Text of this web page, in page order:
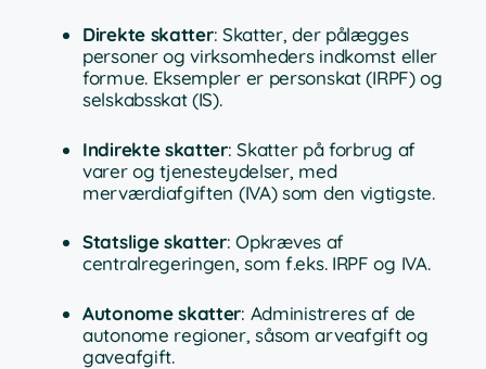
Direkte skatter: Skatter, der pålægges
personer og virksomheders indkomst eller
formue. Eksempler er personskat (IRPF) og
selskabsskat (IS).
Indirekte skatter: Skatter på forbrug af
varer og tjenesteydelser, med
merværdiafgiften (IVA) som den vigtigste.
Statslige skatter: Opkræves af
centralregeringen, som f.eks. IRPF og IVA.
Autonome skatter: Administreres af de
autonome regioner, såsom arveafgift og
gaveafgift.